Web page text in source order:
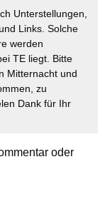
Unterstellungen,
Links. Solche
werden
TE liegt. Bitte
Mitternacht und
zu
Dank für Ihr
oder